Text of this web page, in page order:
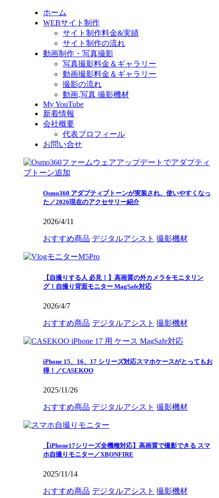
ホーム
WEBサイト制作
サイト制作料金&実績
サイト制作の流れ
動画制作・写真撮影
写真撮影料金＆ギャラリー
動画撮影料金＆ギャラリー
撮影の流れ
動画,写真 撮影機材
My YouTube
新着情報
会社概要
代表プロフィール
お問い合せ
Osmo360 アダプティブトーンが実装され、使いやすくなっ
た／2026現在のアクセサリー紹介
2026/4/11
おすすめ商品 デジタルアシスト 撮影機材
【自撮りする人 必見！】高画質の外カメラをモニタリン
グ！自撮り背面モニター MagSafe対応
2026/4/7
おすすめ商品 デジタルアシスト 撮影機材
iPhone 15、16、17 シリーズ対応スマホケースがとってもお
得！／CASEKOO
2025/11/26
おすすめ商品 デジタルアシスト 撮影機材
【iPhone17シリーズ全機種対応】高画質で撮影できる スマ
ホ自撮りモニター／XBONFIRE
2025/11/14
おすすめ商品 デジタルアシスト 撮影機材